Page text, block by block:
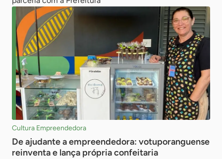
Cultura Empreendedora
De ajudante a empreendedora: votuporanguense
reinventa e lança própria confeitaria